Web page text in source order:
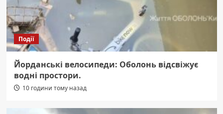
Події
Йорданські велосипеди: Оболонь відсвіжує
водні простори.
10 години тому назад